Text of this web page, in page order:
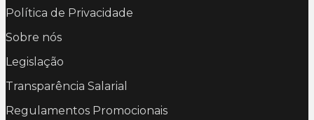
Política de Privacidade
Sobre nós
Legislação
Transparência Salarial
Regulamentos Promocionais